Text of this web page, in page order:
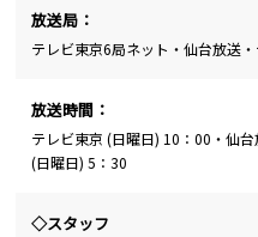
放送局：
テレビ東京6局ネット・仙台放送
放送時間：
テレビ東京 (日曜日) 10：00・仙
(日曜日) 5：30
◇スタッフ